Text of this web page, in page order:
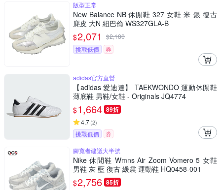
版型正常
New Balance NB 休閒鞋 327 女鞋 米 銀 復古
麂皮 大N 紐巴倫 WS327GLA-B
$2,071 $2,180
挑戰低價
券
adidas官方直營
【adidas 愛迪達】 TAEKWONDO 運動休閒鞋
薄底鞋 男鞋/女鞋 - Originals JQ4774
$1,664 89折
4.7(2)
挑戰低價
券
腳寬者建議大半號
Nike 休閒鞋 Wmns Air Zoom Vomero 5 女鞋
男鞋 灰 藍 復古 緩震 運動鞋 HQ0458-001
$2,756 85折